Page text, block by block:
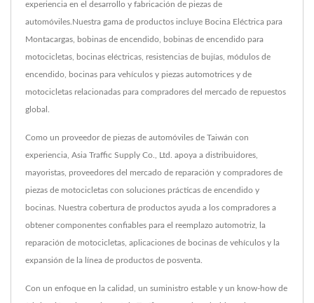
experiencia en el desarrollo y fabricación de piezas de
automóviles.Nuestra gama de productos incluye Bocina Eléctrica para
Montacargas, bobinas de encendido, bobinas de encendido para
motocicletas, bocinas eléctricas, resistencias de bujías, módulos de
encendido, bocinas para vehículos y piezas automotrices y de
motocicletas relacionadas para compradores del mercado de repuestos
global.
Como un proveedor de piezas de automóviles de Taiwán con
experiencia, Asia Traffic Supply Co., Ltd. apoya a distribuidores,
mayoristas, proveedores del mercado de reparación y compradores de
piezas de motocicletas con soluciones prácticas de encendido y
bocinas. Nuestra cobertura de productos ayuda a los compradores a
obtener componentes confiables para el reemplazo automotriz, la
reparación de motocicletas, aplicaciones de bocinas de vehículos y la
expansión de la línea de productos de posventa.
Con un enfoque en la calidad, un suministro estable y un know-how de